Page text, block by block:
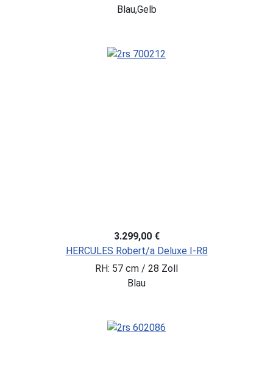
Blau,Gelb
3.299,00 €
HERCULES Robert/a Deluxe I-R8
RH: 57 cm / 28 Zoll
Blau